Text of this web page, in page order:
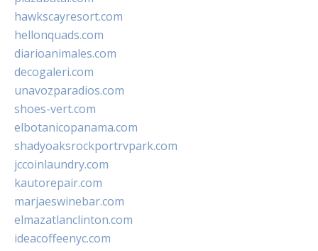
hawkscayresort.com
hellonquads.com
diarioanimales.com
decogaleri.com
unavozparadios.com
shoes-vert.com
elbotanicopanama.com
shadyoaksrockportrvpark.com
jccoinlaundry.com
kautorepair.com
marjaeswinebar.com
elmazatlanclinton.com
ideacoffeenyc.com